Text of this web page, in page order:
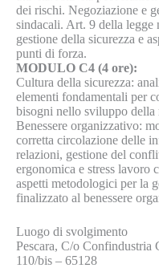
dei rischi. Negoziazione e
sindacali. Art. 9 della legge
gestione della sicurezza e
punti di forza.
MODULO C4 (4 ore):
Cultura della sicurezza:
elementi fondamentali per
bisogni nello sviluppo della
Benessere organizzativo:
corretta circolazione delle
relazioni, gestione del
ergonomica e stress lavoro
aspetti metodologici per la
finalizzato al benessere
Luogo di svolgimento
Pescara, C/o Confindustria
110/bis – 65128